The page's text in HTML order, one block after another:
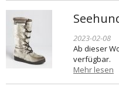
2023-02-08
Ab dieser
verfügbar.
Mehr lesen